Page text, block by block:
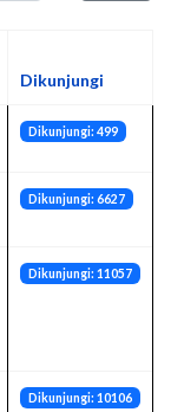
Dikunjungi
Dikunjungi: 499
Dikunjungi: 6627
Dikunjungi: 11057
Dikunjungi: 10106